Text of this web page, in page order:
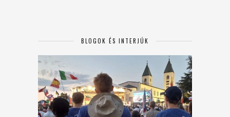
BLOGOK ÉS INTERJÚK